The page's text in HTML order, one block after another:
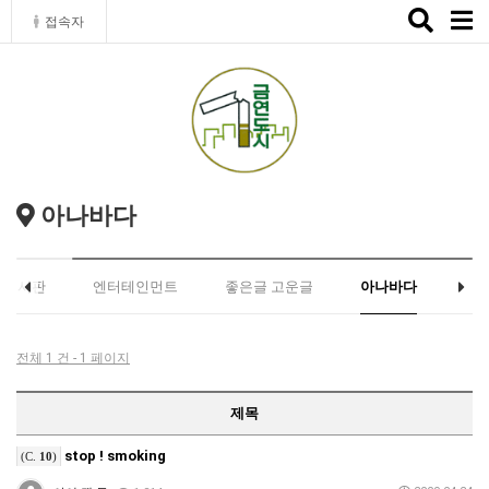
접속자
Toggle
아나바다
게시판 엔터테인먼트 좋은글 고운글 아나바다
전체 1 건 - 1 페이지
제목
(C. 10) stop ! smoking